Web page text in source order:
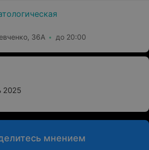
36А до 20:00
2025
мнением